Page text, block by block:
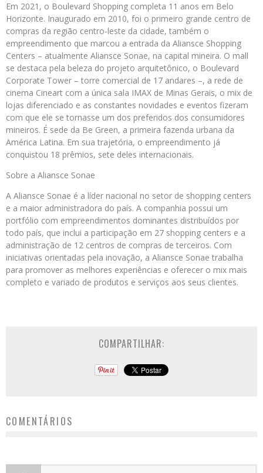
Em 2021, o Boulevard Shopping completa 11 anos em Belo
Horizonte. Inaugurado em 2010, foi o primeiro grande centro de
compras da região centro-leste da cidade, também o
empreendimento que marcou a entrada da Aliansce Shopping
Centers – atualmente Aliansce Sonae, na capital mineira. O mall
se destaca pela beleza do projeto arquitetônico, o Boulevard
Corporate Tower – torre comercial de 17 andares –, a rede de
cinema Cineart com a única sala IMAX de Minas Gerais, o mix de
lojas diferenciado e as constantes novidades e eventos fizeram
com que ele se tornasse um dos preferidos dos consumidores
mineiros. É sede da Be Green, a primeira fazenda urbana da
América Latina. Em sua trajetória, o empreendimento já
conquistou 18 prêmios, sete deles internacionais.
Sobre a Aliansce Sonae
A Aliansce Sonae é a líder nacional no setor de shopping centers
e a maior administradora do país. A companhia possui um
portfólio com empreendimentos dominantes distribuídos por
todo país, que inclui a participação em 27 shopping centers e a
administração de 12 centros de compras de terceiros. Com
iniciativas orientadas pela inovação, a Aliansce Sonae trabalha
para promover as melhores experiências e oferecer o mix mais
completo e variado de produtos e serviços aos seus clientes.
COMPARTILHAR:
COMENTÁRIOS